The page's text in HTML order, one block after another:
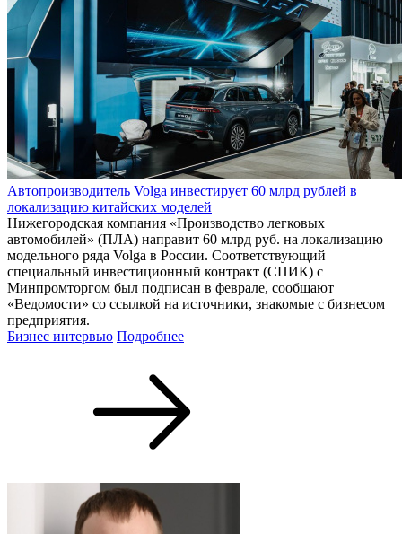
Автопроизводитель Volga инвестирует 60 млрд рублей в
локализацию китайских моделей
Нижегородская компания «Производство легковых
автомобилей» (ПЛА) направит 60 млрд руб. на локализацию
модельного ряда Volga в России. Соответствующий
специальный инвестиционный контракт (СПИК) с
Минпромторгом был подписан в феврале, сообщают
«Ведомости» со ссылкой на источники, знакомые с бизнесом
предприятия.
Бизнес интервью Подробнее